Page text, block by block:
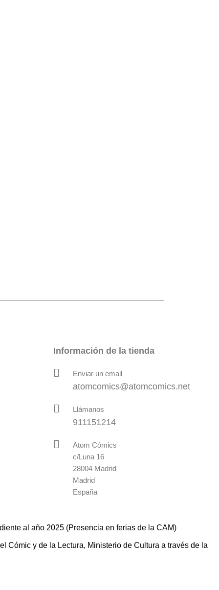
Información de la tienda
Enviar un email
atomcomics@atomcomics.net
Llámanos
911151214
Atom Cómics
c/Luna 16
28004 Madrid
Madrid
España
al año 2025 (Presencia en ferias de la CAM)
Cómic y de la Lectura, Ministerio de Cultura a través de la